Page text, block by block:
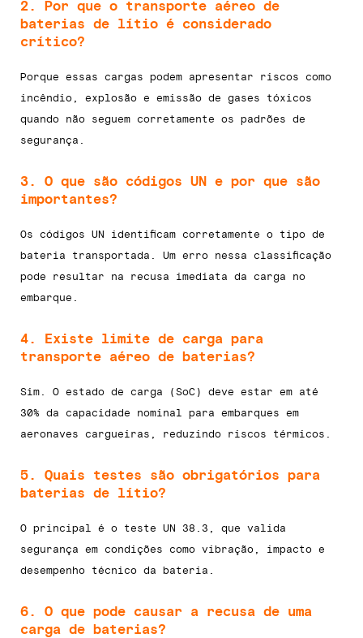
2. Por que o transporte aéreo de
baterias de lítio é considerado
crítico?
Porque essas cargas podem apresentar riscos como
incêndio, explosão e emissão de gases tóxicos
quando não seguem corretamente os padrões de
segurança.
3. O que são códigos UN e por que são
importantes?
Os códigos UN identificam corretamente o tipo de
bateria transportada. Um erro nessa classificação
pode resultar na recusa imediata da carga no
embarque.
4. Existe limite de carga para
transporte aéreo de baterias?
Sim. O estado de carga (SoC) deve estar em até
30% da capacidade nominal para embarques em
aeronaves cargueiras, reduzindo riscos térmicos.
5. Quais testes são obrigatórios para
baterias de lítio?
O principal é o teste UN 38.3, que valida
segurança em condições como vibração, impacto e
desempenho técnico da bateria.
6. O que pode causar a recusa de uma
carga de baterias?